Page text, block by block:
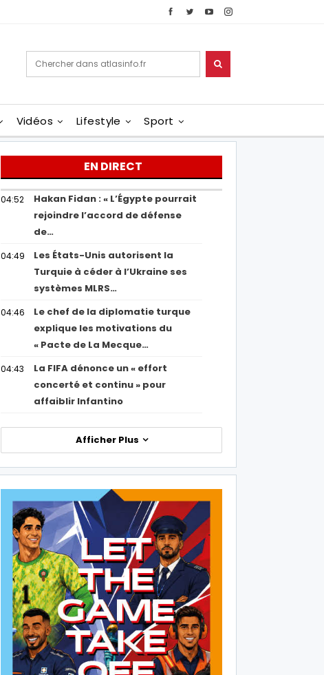
Vidéos Lifestyle Sport
EN DIRECT
04:52
Hakan Fidan : « L’Égypte pourrait
rejoindre l’accord de défense
de…
04:49
Les États-Unis autorisent la
Turquie à céder à l’Ukraine ses
systèmes MLRS…
04:46
Le chef de la diplomatie turque
explique les motivations du
« Pacte de La Mecque…
04:43
La FIFA dénonce un « effort
concerté et continu » pour
affaiblir Infantino
Afficher Plus